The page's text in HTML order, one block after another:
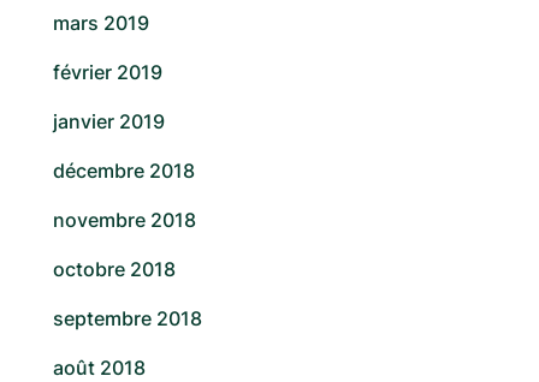
mars 2019
février 2019
janvier 2019
décembre 2018
novembre 2018
octobre 2018
septembre 2018
août 2018